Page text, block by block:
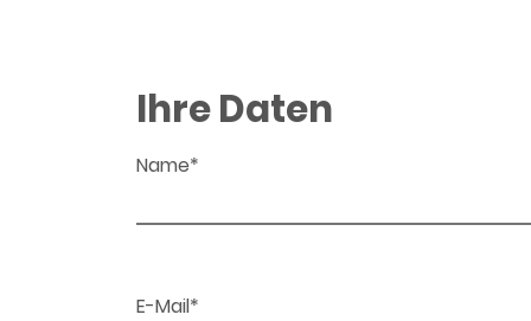
Ihre Daten
Name*
E-Mail*